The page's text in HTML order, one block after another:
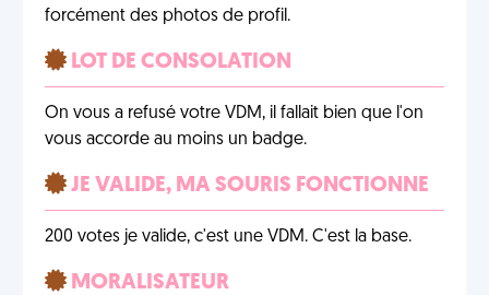
forcément des photos de profil.
LOT DE CONSOLATION
On vous a refusé votre VDM, il fallait bien que l'on
vous accorde au moins un badge.
JE VALIDE, MA SOURIS FONCTIONNE
200 votes je valide, c'est une VDM. C'est la base.
MORALISATEUR